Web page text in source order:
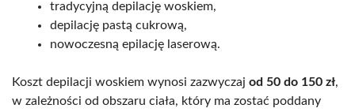
tradycyjną depilację woskiem,
depilację pastą cukrową,
nowoczesną epilację laserową.
Koszt depilacji woskiem wynosi zazwyczaj od 50 do 150 zł,
w zależności od obszaru ciała, który ma zostać poddany